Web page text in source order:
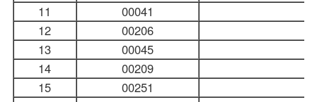
11
00041
12
00206
13
00045
14
00209
15
00251